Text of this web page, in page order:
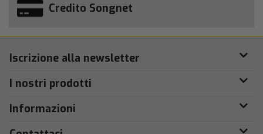
Credito Songnet
Iscrizione alla newsletter
I nostri prodotti
Informazioni